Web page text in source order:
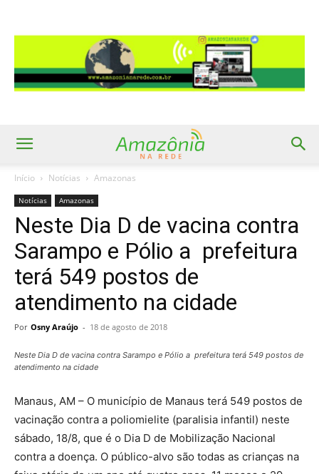
Início Notícias Amazonas
Notícias Amazonas
Neste Dia D de vacina contra
Sarampo e Pólio a prefeitura
terá 549 postos de
atendimento na cidade
Por Osny Araújo - 18 de agosto de 2018
Neste Dia D de vacina contra Sarampo e Pólio a prefeitura terá 549 postos de
atendimento na cidade
Manaus, AM – O município de Manaus terá 549 postos de
vacinação contra a poliomielite (paralisia infantil) neste
sábado, 18/8, que é o Dia D de Mobilização Nacional
contra a doença. O público-alvo são todas as crianças na